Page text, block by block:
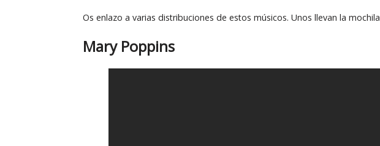
Os enlazo a varias distribuciones de estos músicos. Unos llevan la
Mary Poppins